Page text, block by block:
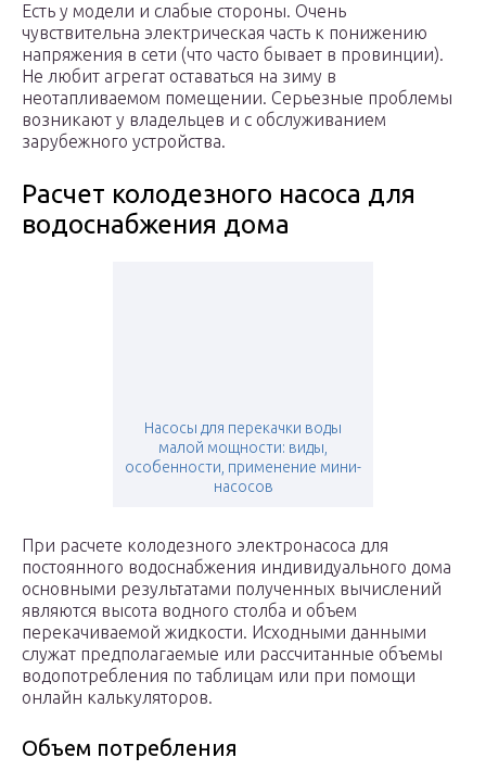
Есть у модели и слабые стороны. Очень
чувствительна электрическая часть к понижению
напряжения в сети (что часто бывает в провинции).
Не любит агрегат оставаться на зиму в
неотапливаемом помещении. Серьезные проблемы
возникают у владельцев и с обслуживанием
зарубежного устройства.
Расчет колодезного насоса для
водоснабжения дома
Насосы для перекачки воды
малой мощности: виды,
особенности, применение мини-
насосов
При расчете колодезного электронасоса для
постоянного водоснабжения индивидуального дома
основными результатами полученных вычислений
являются высота водного столба и объем
перекачиваемой жидкости. Исходными данными
служат предполагаемые или рассчитанные объемы
водопотребления по таблицам или при помощи
онлайн калькуляторов.
Объем потребления